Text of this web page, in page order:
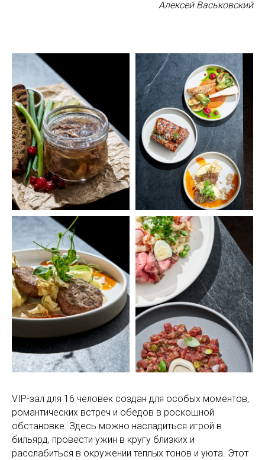
Алексей Васьковский
VIP-зал для 16 человек создан для особых моментов,
романтических встреч и обедов в роскошной
обстановке. Здесь можно насладиться игрой в
бильярд, провести ужин в кругу близких и
расслабиться в окружении теплых тонов и уюта. Этот